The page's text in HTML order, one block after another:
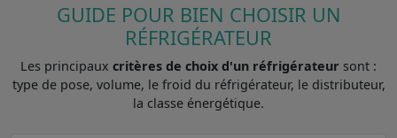
GUIDE POUR BIEN CHOISIR UN
RÉFRIGÉRATEUR
Les principaux critères de choix d'un réfrigérateur sont :
type de pose, volume, le froid du réfrigérateur, le distributeur,
la classe énergétique.